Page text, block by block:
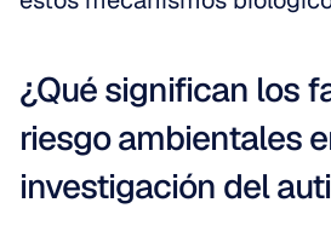
¿Qué significan los
riesgo ambientales
investigación del